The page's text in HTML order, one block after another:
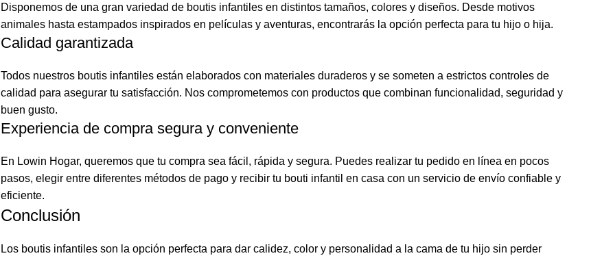
Disponemos de una gran variedad de boutis infantiles en distintos tamaños, colores y diseños. Desde motivos
animales hasta estampados inspirados en películas y aventuras, encontrarás la opción perfecta para tu hijo o hija.
Calidad garantizada
Todos nuestros boutis infantiles están elaborados con materiales duraderos y se someten a estrictos controles de
calidad para asegurar tu satisfacción. Nos comprometemos con productos que combinan funcionalidad, seguridad y
buen gusto.
Experiencia de compra segura y conveniente
En Lowin Hogar, queremos que tu compra sea fácil, rápida y segura. Puedes realizar tu pedido en línea en pocos
pasos, elegir entre diferentes métodos de pago y recibir tu bouti infantil en casa con un servicio de envío confiable y
eficiente.
Conclusión
Los boutis infantiles son la opción perfecta para dar calidez, color y personalidad a la cama de tu hijo sin perder